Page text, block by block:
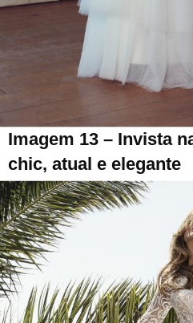
Imagem 13 – Invista
chic, atual e elegante